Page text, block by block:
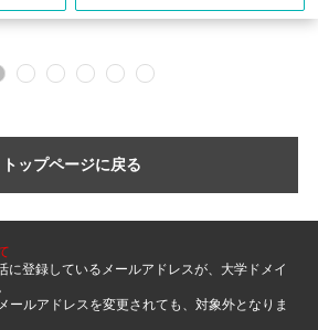
トップページに戻る
登録しているメールアドレスが、大学ドメイ
ルアドレスを変更されても、対象外となりま